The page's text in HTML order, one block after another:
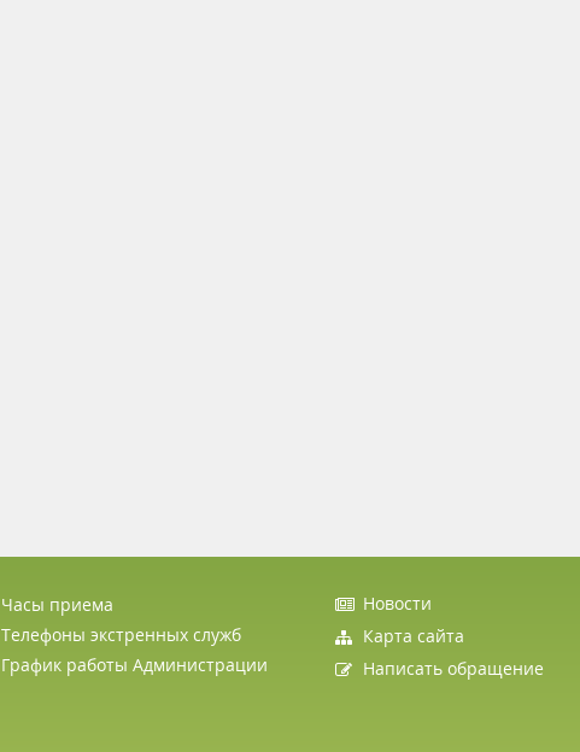
Часы приема
Телефоны экстренных служб
График работы Администрации
Новости
Карта сайта
Написать обращение